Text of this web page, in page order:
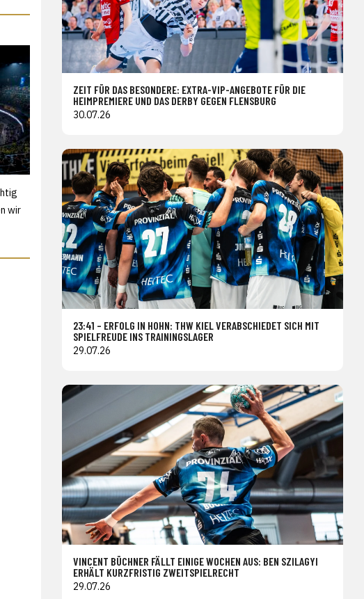
wir
ZEIT FÜR DAS BESONDERE: EXTRA-VIP-ANGEBOTE FÜR DIE
HEIMPREMIERE UND DAS DERBY GEGEN FLENSBURG
30.07.26
23:41 – ERFOLG IN HOHN: THW KIEL VERABSCHIEDET SICH MIT
SPIELFREUDE INS TRAININGSLAGER
29.07.26
VINCENT BÜCHNER FÄLLT EINIGE WOCHEN AUS: BEN SZILAGYI
ERHÄLT KURZFRISTIG ZWEITSPIELRECHT
29.07.26